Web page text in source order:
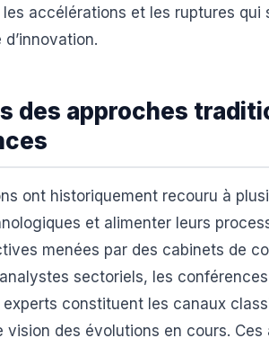
accélérations et les ruptures qui
des approches
ont historiquement recouru à
et alimenter leurs
menées par des cabinets de
sectoriels, les
constituent les canaux
vision des évolutions en cours.